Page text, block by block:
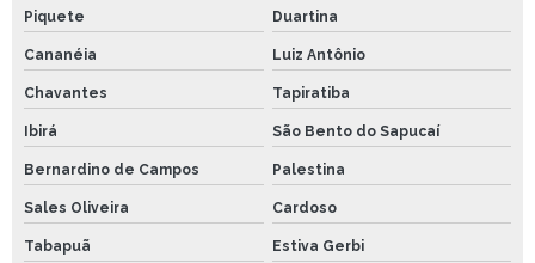
Piquete Duartina
Cananéia Luiz Antônio
Chavantes Tapiratiba
Ibirá São Bento do Sapucaí
Bernardino de Campos Palestina
Sales Oliveira Cardoso
Tabapuã Estiva Gerbi